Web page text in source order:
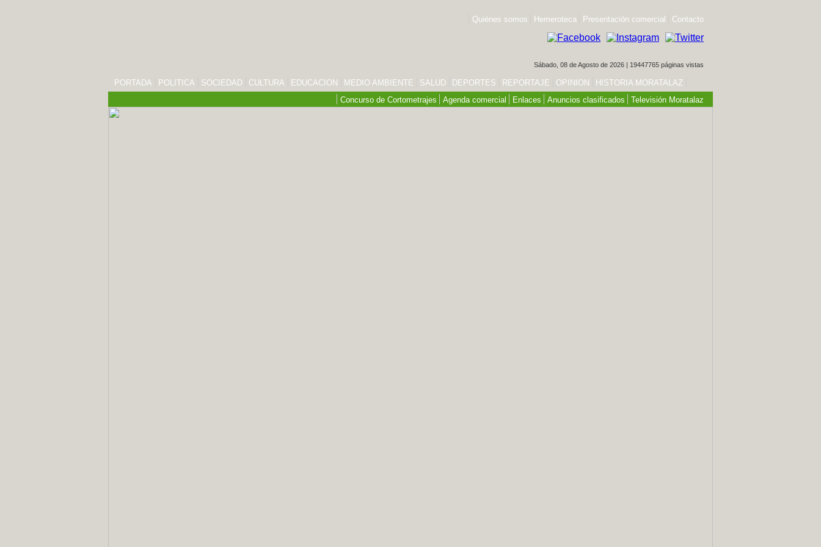
Quiénes somos Hemeroteca Presentación comercial Contacto
Sábado, 08 de Agosto de 2026 | 19447765 páginas vistas
PORTADA POLITICA SOCIEDAD CULTURA EDUCACION MEDIO AMBIENTE SALUD DEPORTES REPORTAJE OPINION
HISTORIA MORATALAZ
Concurso de Cortometrajes
Agenda comercial Enlaces Anuncios clasificados Televisión Moratalaz